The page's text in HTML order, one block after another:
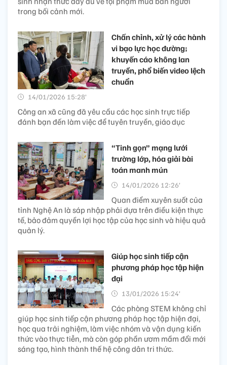
trong bối cảnh mới.
Chấn chỉnh, xử lý các hành
vi bạo lực học đường;
khuyến cáo không lan
truyền, phổ biến video lệch
chuẩn
14/01/2026 15:28’
Công an xã cũng đã yêu cầu các học sinh trực tiếp
đánh bạn đến làm việc để tuyên truyền, giáo dục
“Tinh gọn” mạng lưới
trường lớp, hóa giải bài
toán manh mún
14/01/2026 12:26’
Quan điểm xuyên suốt của
tỉnh Nghệ An là sáp nhập phải dựa trên điều kiện thực
tế, bảo đảm quyền lợi học tập của học sinh và hiệu quả
quản lý.
Giúp học sinh tiếp cận
phương pháp học tập hiện
đại
13/01/2026 15:24’
Các phòng STEM không chỉ
giúp học sinh tiếp cận phương pháp học tập hiện đại,
học qua trải nghiệm, làm việc nhóm và vận dụng kiến
thức vào thực tiễn, mà còn góp phần ươm mầm đổi mới
sáng tạo, hình thành thế hệ công dân tri thức.